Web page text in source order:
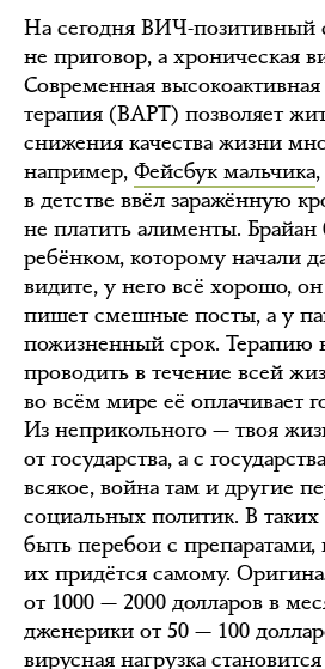
На сегодня ВИЧ-позитивный
не приговор, а хроническая
Современная
терапия (ВАРТ) позволяет
снижения качества жизни
например, Фейсбук мальчика
в детстве ввёл заражённую
не платить алименты.
ребёнком, которому начали
видите, у него всё хорошо,
пишет смешные посты, а у
пожизненный срок. Терапию
проводить в течение всей
во всём мире её оплачивает
Из неприкольного — твоя
от государства, а с
всякое, война там и другие
социальных политик. В таких
быть перебои с препаратами,
их придётся самому.
от 1000 — 2000 долларов в
дженерики от 50 — 100
вирусная нагрузка